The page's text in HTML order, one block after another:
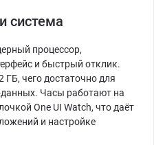
система
процессор,
и быстрый отклик.
чего достаточно для
Часы работают на
One UI Watch, что даёт
и настройке